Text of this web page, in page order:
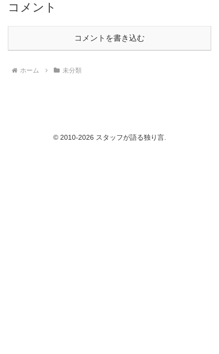
コメント
コメントを書き込む
ホーム 未分類
© 2010-2026 スタッフが語る独り言.